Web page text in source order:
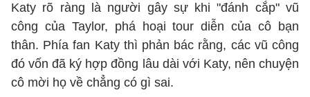
Katy rõ ràng là người gây sự khi "đánh cắp" vũ
công của Taylor, phá hoại tour diễn của cô bạn
thân. Phía fan Katy thì phản bác rằng, các vũ công
đó vốn đã ký hợp đồng lâu dài với Katy, nên chuyện
cô mời họ về chẳng có gì sai.